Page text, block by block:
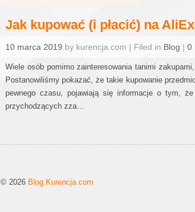
Jak kupować (i płacić) na
10 marca 2019 by kurencja.com | Filed in Blog | 0
Wiele osób pomimo zainteresowania tanimi
Postanowiliśmy pokazać, że takie kupowanie
pewnego czasu, pojawiają się informacje o tym,
przychodzących zza…
© 2026 Blog.Kurencja.com